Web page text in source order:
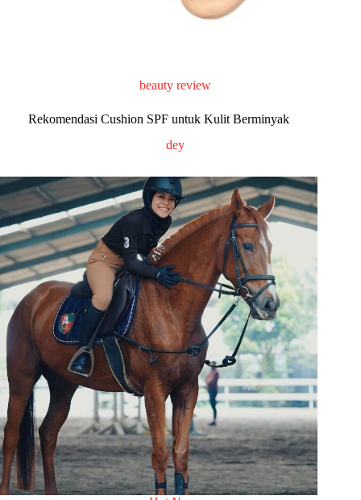
beauty review
Rekomendasi Cushion SPF untuk Kulit Berminyak
dey